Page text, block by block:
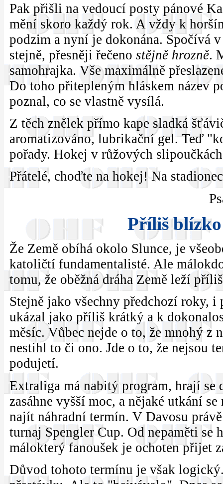
Pak přišli na vedoucí posty pánové
mění skoro každý rok. A vždy k
podzim a nyní je dokonána. Spočívá
stejně, přesněji řečeno stějně hrozně.
samohrajka. Vše maximálně
Do toho přitepleným hláskem název
poznal, co se vlastně vysílá.
Z těch znělek přímo kape sladká
aromatizováno, lubrikační gel. Teď
pořady. Hokej v růžových
Přátelé, choďte na hokej! Na
Příliš
Že Země obíhá okolo Slunce, je
katoličtí fundamentalisté. Ale
tomu, že oběžná dráha Země leží
Stejně jako všechny předchozí roky, i
ukázal jako příliš krátký a k
měsíc. Vůbec nejde o to, že mnohý z
nestihl to či ono. Jde o to, že nejsou
podujetí.
Extraliga má nabitý program, hrají
zasáhne vyšší moc, a nějaké utkání
najít náhradní termín. V Davosu
turnaj Spengler Cup. Od nepaměti se
málokterý fanoušek je ochoten přijet
Důvod tohoto termínu je však